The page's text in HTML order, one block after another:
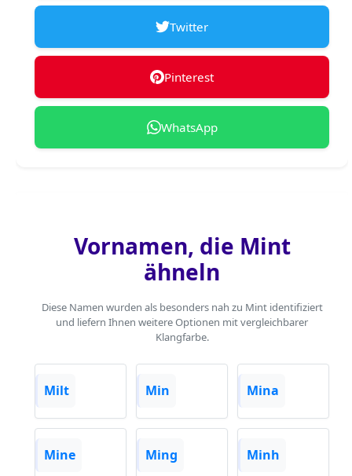
Twitter
Pinterest
WhatsApp
Vornamen, die Mint
ähneln
Diese Namen wurden als besonders nah zu Mint identifiziert
und liefern Ihnen weitere Optionen mit vergleichbarer
Klangfarbe.
Milt Min Mina
Mine Ming Minh